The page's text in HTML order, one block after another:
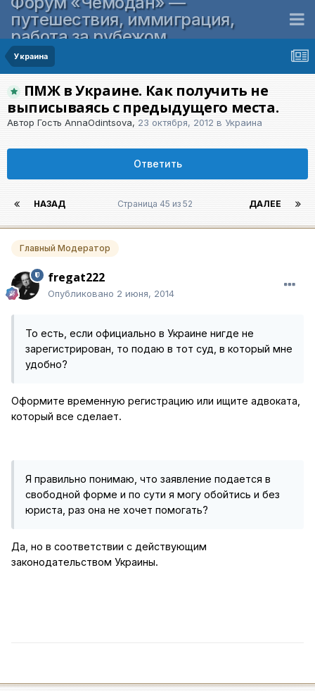
путешествия, иммиграция,
работа за рубежом
Украина
ПМЖ в Украине. Как получить не
выписываясь с предыдущего места.
Автор Гость AnnaOdintsova, 23 октября, 2012 в Украина
Ответить
НАЗАД ДАЛЕЕ
Страница 45 из 52
Главный Модератор
fregat222
Опубликовано 2 июня, 2014
То есть, если официально в Украине нигде не
зарегистрирован, то подаю в тот суд, в который мне
удобно?
Оформите временную регистрацию или ищите адвоката,
который все сделает.
Я правильно понимаю, что заявление подается в
свободной форме и по сути я могу обойтись и без
юриста, раз она не хочет помогать?
Да, но в соответствии с действующим
законодательством Украины.